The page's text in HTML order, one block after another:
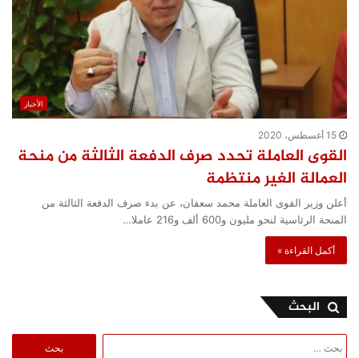
الأخبار
15 أغسطس، 2020
القوى العاملة تحدد صرف الدفعة الثالثة من منحة
العمالة الغير منتظمة
أعلن وزير القوى العاملة محمد سعفان، عن بدء صرف الدفعة الثالثة من
المنحة الرئاسية لنحو مليون و600 ألف و216 عاملا…
أكمل القراءة »
البحث